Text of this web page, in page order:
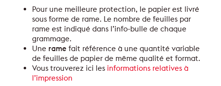
Pour une meilleure protection, le papier est livré
sous forme de rame. Le nombre de feuilles par
rame est indiqué dans l’info-bulle de chaque
grammage.
Une rame fait référence à une quantité variable
de feuilles de papier de même qualité et format.
Vous trouverez ici les informations relatives à
l’impression